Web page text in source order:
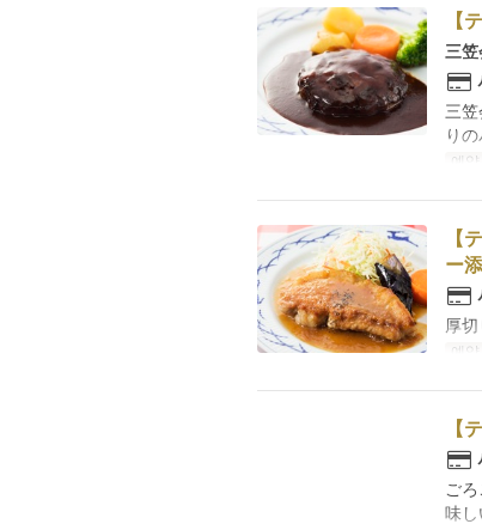
【
三
三
り
예약
【
ー
厚
예약
【
ご
味し